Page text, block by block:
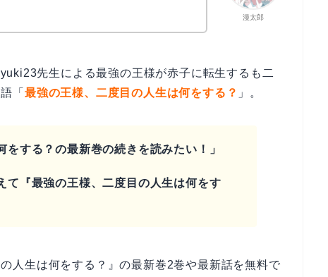
漫太郎
先生による最強の王様が赤子に転生するも二
「最強の王様、二度目の人生は何をする？ 」。
をする？の最新巻の続きを読みたい！」
て『最強の王様、二度目の人生は何をす
人生は何をする？』の最新巻2巻や最新話を無料で